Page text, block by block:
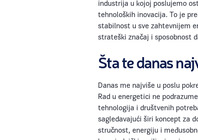
industrija u kojoj poslujemo
tehnoloških inovacija. To je
stabilnost u sve zahtevnijem
strateški značaj i sposobnost
Šta te danas
Danas me najviše u poslu
Rad u energetici ne
tehnologija i društvenih
sagledavajući širi koncept za
stručnost, energiju i